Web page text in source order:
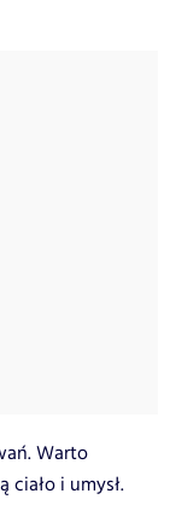
Warto
i umysł.